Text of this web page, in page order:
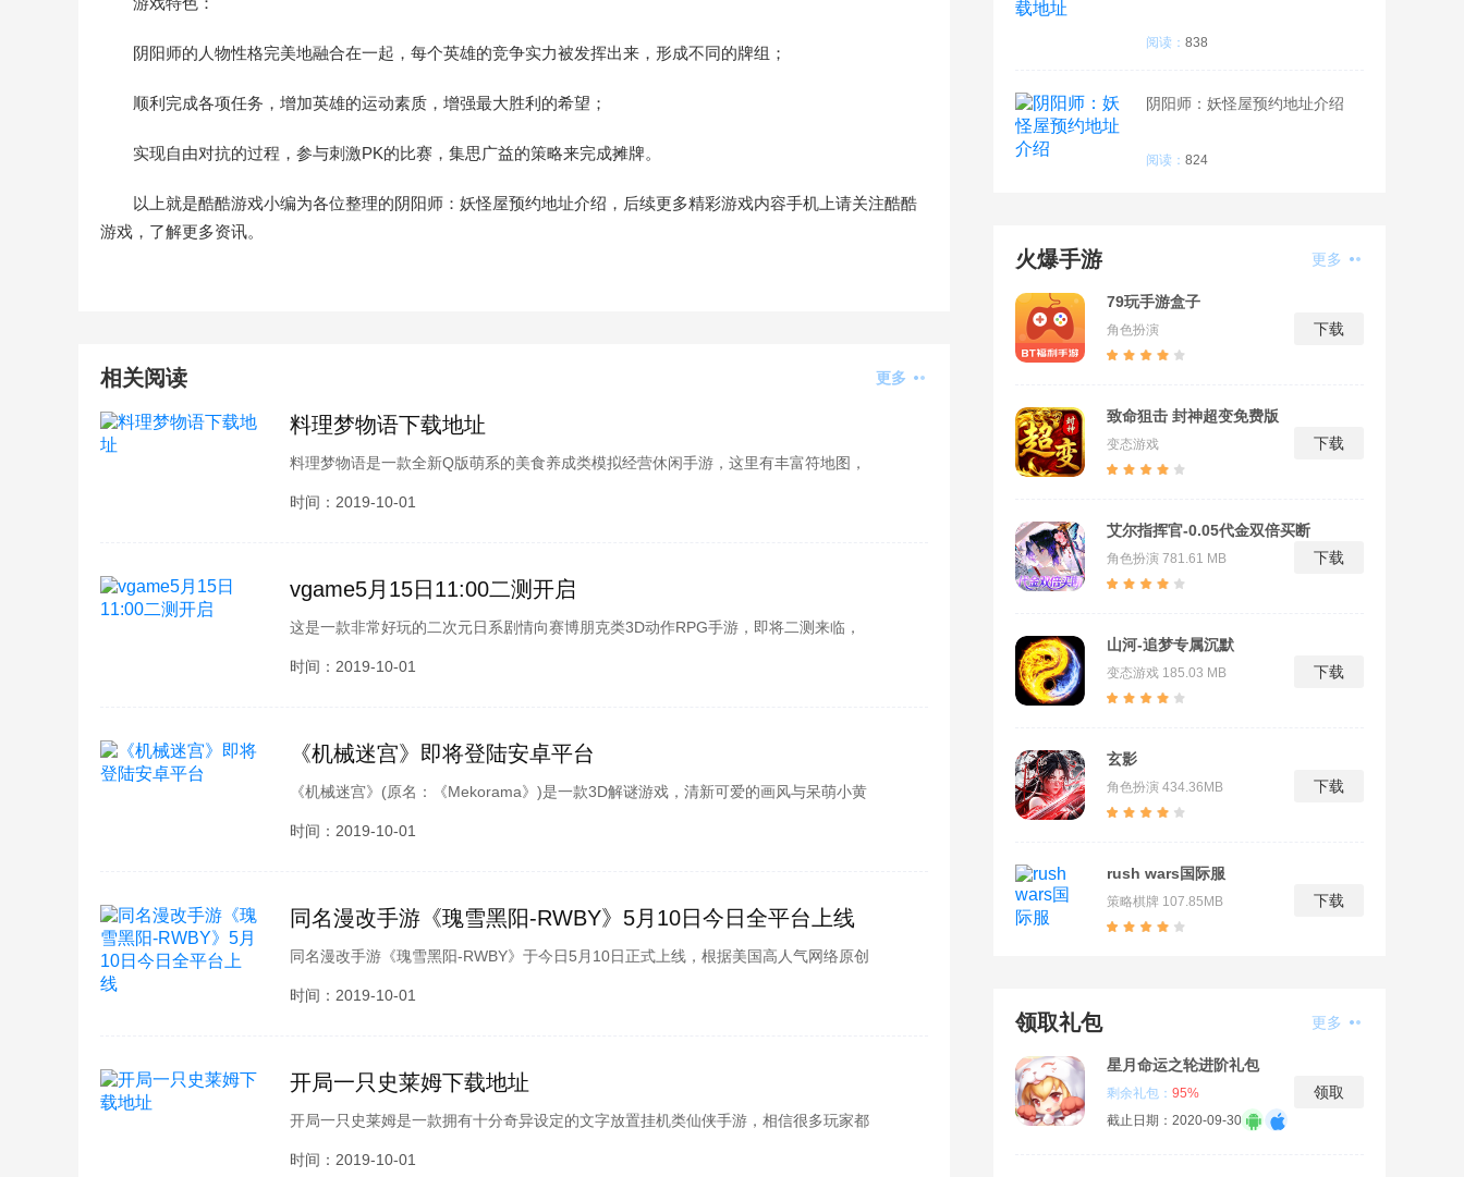
阴阳师的人物性格完美地融合在一起，每个英雄的竞争实力被发挥出来，形成不同的牌组；
顺利完成各项任务，增加英雄的运动素质，增强最大胜利的希望；
实现自由对抗的过程，参与刺激PK的比赛，集思广益的策略来完成摊牌。
以上就是酷酷游戏小编为各位整理的阴阳师：妖怪屋预约地址介绍，后续更多精彩游戏内容手机上请关注酷酷
游戏，了解更多资讯。
相关阅读 更多
料理梦物语下载地址
料理梦物语是一款全新Q版萌系的美食养成类模拟经营休闲手游，这里有丰富符地图，
可以经营你自己的店铺，那么这款游戏在哪下载呢？酷酷游戏小编为各位整理了料理物
时间：2019-10-01
vgame5月15日11:00二测开启
这是一款非常好玩的二次元日系剧情向赛博朋克类3D动作RPG手游，即将二测来临，
二测开启会有什么变化呢？相信很多玩家也都感兴趣吧，酷酷游戏小编为各位整理了
时间：2019-10-01
《机械迷宫》即将登陆安卓平台
《机械迷宫》(原名：《Mekorama》)是一款3D解谜游戏，清新可爱的画风与呆萌小黄
色机器人，让人眼前一亮就留下深刻印象。游戏画面精致，建模精美细腻，关卡设计精
来看看吧!
时间：2019-10-01
同名漫改手游《瑰雪黑阳-RWBY》5月10日今日全平台上线
同名漫改手游《瑰雪黑阳-RWBY》于今日5月10日正式上线，根据美国高人气网络原创
动画《RWBY》改编，硬核横版动作战斗。极致操作体验，强大打击感，带你体验穿
时间：2019-10-01
开局一只史莱姆下载地址
开局一只史莱姆是一款拥有十分奇异设定的文字放置挂机类仙侠手游，相信很多玩家都
比较期待这款游戏吧，很多玩家不知道在哪下载，酷酷游戏小编为各位整理了开局一只
时间：2019-10-01
阅读： 838
阴阳师：妖怪屋预约地址介绍
阅读： 824
火爆手游 更多
79玩手游盒子
角色扮演 下载
致命狙击 封神超变免费版
变态游戏 下载
艾尔指挥官-0.05代金双倍买断
角色扮演 781.61 MB 下载
山河-追梦专属沉默
变态游戏 185.03 MB 下载
玄影
角色扮演 434.36MB 下载
rush wars国际服
策略棋牌 107.85MB 下载
领取礼包 更多
星月命运之轮进阶礼包
剩余礼包： 95%
截止日期：2020-09-30
领取